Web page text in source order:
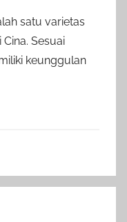
satu varietas
Sesuai
keunggulan